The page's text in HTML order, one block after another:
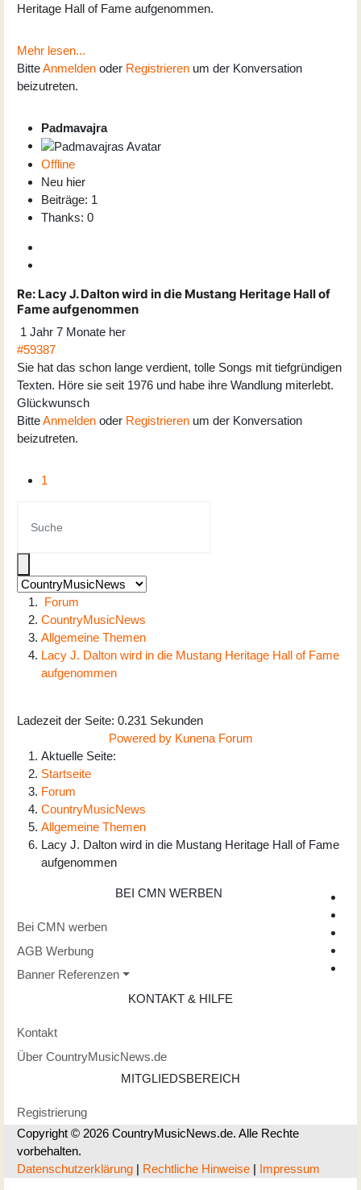
Heritage Hall of Fame aufgenommen.
Mehr lesen...
BitteAnmelden oder Registrieren um der Konversation
beizutreten.
Padmavajra
Offline
Neu hier
Beiträge: 1
Thanks: 0
Re: Lacy J. Dalton wird in die Mustang Heritage Hall of
Fame aufgenommen
1 Jahr 7 Monate her
#59387
Sie hat das schon lange verdient, tolle Songs mit tiefgründigen
Texten. Höre sie seit 1976 und habe ihre Wandlung miterlebt.
Glückwunsch
BitteAnmelden oder Registrieren um der Konversation
beizutreten.
1
Forum
CountryMusicNews
Allgemeine Themen
Lacy J. Dalton wird in die Mustang Heritage Hall of Fame
aufgenommen
Ladezeit der Seite: 0.231 Sekunden
Powered by Kunena Forum
Aktuelle Seite:
Startseite
Forum
CountryMusicNews
Allgemeine Themen
Lacy J. Dalton wird in die Mustang Heritage Hall of Fame
aufgenommen
BEI CMN WERBEN
Bei CMN werben
AGB Werbung
Banner Referenzen
KONTAKT & HILFE
Kontakt
Über CountryMusicNews.de
MITGLIEDSBEREICH
Registrierung
Copyright © 2026 CountryMusicNews.de. Alle Rechte
vorbehalten.
Datenschutzerklärung | Rechtliche Hinweise | Impressum